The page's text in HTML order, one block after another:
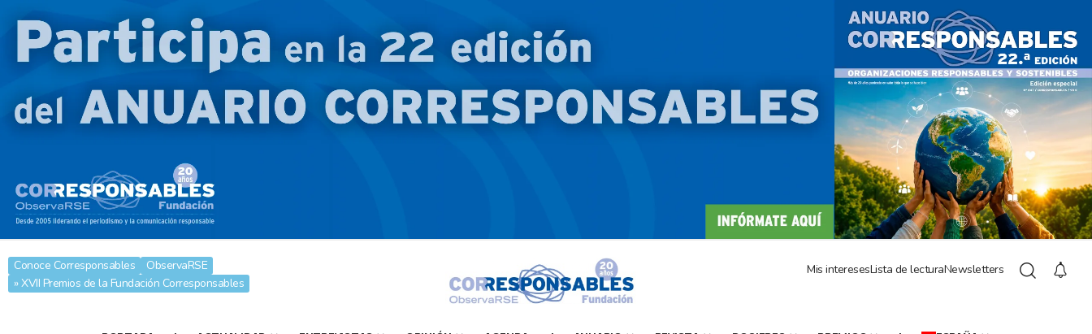
Conoce Corresponsables
ObservaRSE
» XVII Premios de la Fundación Corresponsables
Mis interesesLista de lecturaNewsletters